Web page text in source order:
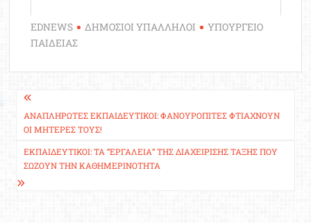
EDNEWS ΔΗΜΟΣΙΟΙ ΥΠΑΛΛΗΛΟΙ
ΥΠΟΥΡΓΕΙΟ
ΠΑΙΔΕΙΑΣ
Πλοήγηση
άρθρων
ΑΝΑΠΛΗΡΩΤΈΣ ΕΚΠΑΙΔΕΥΤΙΚΟΊ: ΦΑΝΟΥΡΌΠΙΤΕΣ ΦΤΙΆΧΝΟΥΝ
ΟΙ ΜΗΤΈΡΕΣ ΤΟΥΣ!
ΕΚΠΑΙΔΕΥΤΙΚΟΊ: ΤΑ “ΕΡΓΑΛΕΊΑ” ΤΗΣ ΔΙΑΧΕΊΡΙΣΗΣ ΤΆΞΗΣ ΠΟΥ
ΣΏΖΟΥΝ ΤΗΝ ΚΑΘΗΜΕΡΙΝΌΤΗΤΑ